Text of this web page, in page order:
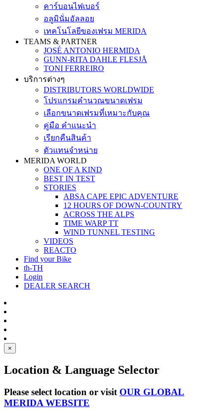
คาร์บอนไฟเบอร์
อลูมินั่มอัลลอย
เทคโนโลยีของเฟรม MERIDA
TEAMS & PARTNER
JOSÉ ANTONIO HERMIDA
GUNN-RITA DAHLE FLESJÅ
TONI FERREIRO
บริการต่างๆ
DISTRIBUTORS WORLDWIDE
โปรแกรมคำนวณขนาดเฟรม
เลือกขนาดเฟรมที่เหมาะกับคุณ
คู่มือ คำแนะนำ
เรียกคืนสินค้า
ตัวแทนจำหน่าย
MERIDA WORLD
ONE OF A KIND
BEST IN TEST
STORIES
ABSA CAPE EPIC ADVENTURE
12 HOURS OF DOWN-COUNTRY
ACROSS THE ALPS
TIME WARP TT
WIND TUNNEL TESTING
VIDEOS
REACTO
Find your Bike
th-TH
Login
DEALER SEARCH
×
Location & Language Selector
Please select location or visit OUR GLOBAL
MERIDA WEBSITE